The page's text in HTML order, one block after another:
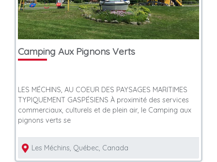
Camping Aux Pignons Verts
LES MÉCHINS, AU COEUR DES PAYSAGES MARITIMES
TYPIQUEMENT GASPÉSIENS À proximité des services
commerciaux, culturels et de plein air, le Camping aux
pignons verts se
Les Méchins, Québec, Canada